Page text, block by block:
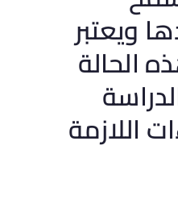
ويعتبر
الحالة
اللازمة